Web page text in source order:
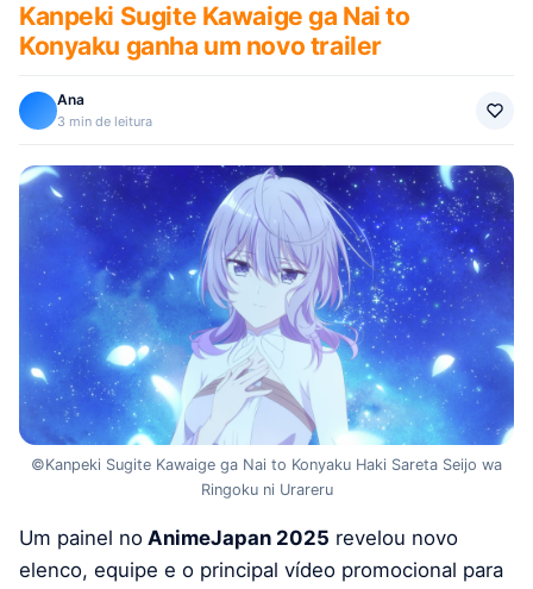
Kanpeki Sugite Kawaige ga Nai to
Konyaku ganha um novo trailer
Ana
3 min de leitura
©Kanpeki Sugite Kawaige ga Nai to Konyaku Haki Sareta Seijo wa
Ringoku ni Urareru
Um painel no AnimeJapan 2025 revelou novo
elenco, equipe e o principal vídeo promocional para